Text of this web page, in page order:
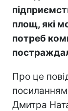
площ, які
потреб
Про це
Дмитра